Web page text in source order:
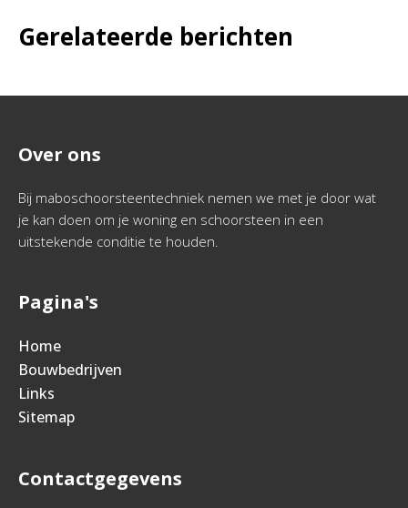
Gerelateerde berichten
Over ons
Bij maboschoorsteentechniek nemen we met je door wat
je kan doen om je woning en schoorsteen in een
uitstekende conditie te houden.
Pagina's
Home
Bouwbedrijven
Links
Sitemap
Contactgegevens